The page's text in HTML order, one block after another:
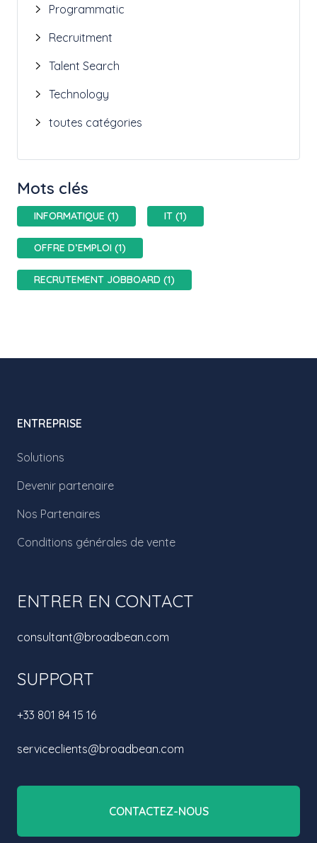
Programmatic
Recruitment
Talent Search
Technology
toutes catégories
Mots clés
INFORMATIQUE (1) IT (1)
OFFRE D’EMPLOI (1)
RECRUTEMENT JOBBOARD (1)
ENTREPRISE
Solutions
Devenir partenaire
Nos Partenaires
Conditions générales de vente
ENTRER EN CONTACT
consultant@broadbean.com
SUPPORT
+33 801 84 15 16
serviceclients@broadbean.com
CONTACTEZ-NOUS